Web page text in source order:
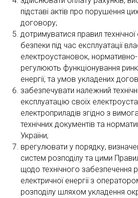
підставі актів про порушення
договору;
дотримуватися правил технічної
безпеки під час експлуатації
електроустановок,
регулюють функціонування
енергії, та умов укладених
забезпечувати належний
експлуатацію своїх
електроприладів згідно з
технічних документів та
України;
врегулювати у порядку,
систем розподілу та цими
щодо технічного забезпечення
електричної енергії з
розподілу шляхом укладення